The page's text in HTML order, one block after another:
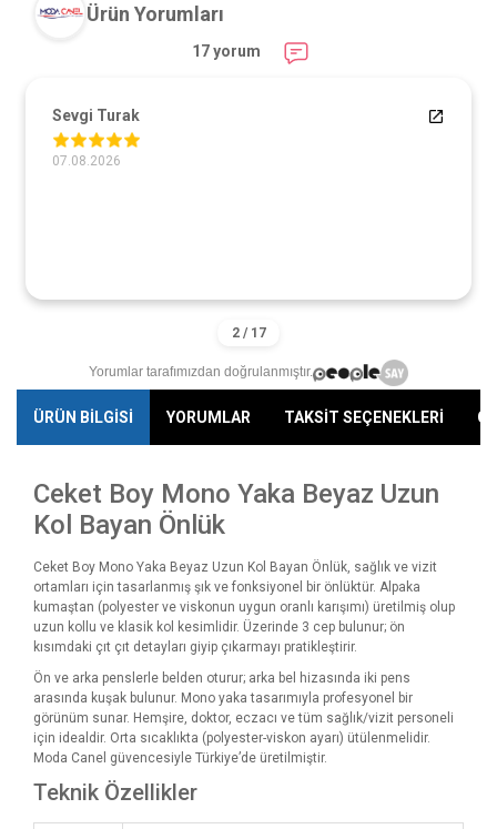
Ürün Yorumları
17 yorum
Sevgi Turak
07.08.2026
Yorumlar tarafımızdan doğrulanmıştır.
ÜRÜN BİLGİSİ YORUMLAR TAKSİT SEÇENEKLERİ
Ceket Boy Mono Yaka Beyaz Uzun
Kol Bayan Önlük
Ceket Boy Mono Yaka Beyaz Uzun Kol Bayan Önlük, sağlık ve vizit
ortamları için tasarlanmış şık ve fonksiyonel bir önlüktür. Alpaka
kumaştan (polyester ve viskonun uygun oranlı karışımı) üretilmiş olup
uzun kollu ve klasik kol kesimlidir. Üzerinde 3 cep bulunur; ön
kısımdaki çıt çıt detayları giyip çıkarmayı pratikleştirir.
Ön ve arka penslerle belden oturur; arka bel hizasında iki pens
arasında kuşak bulunur. Mono yaka tasarımıyla profesyonel bir
görünüm sunar. Hemşire, doktor, eczacı ve tüm sağlık/vizit personeli
için idealdir. Orta sıcaklıkta (polyester-viskon ayarı) ütülenmelidir.
Moda Canel güvencesiyle Türkiye’de üretilmiştir.
Teknik Özellikler